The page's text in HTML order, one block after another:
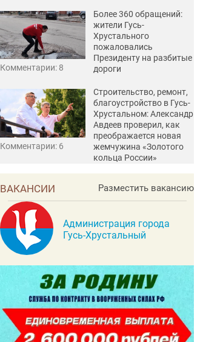
Более 360 обращений:
жители Гусь-
Хрустального
пожаловались
Президенту на разбитые
дороги
Комментарии: 8
Строительство, ремонт,
благоустройство в Гусь-
Хрустальном: Александр
Авдеев проверил, как
преображается новая
жемчужина «Золотого
кольца России»
Комментарии: 6
ВАКАНСИИ Разместить вакансию
Администрация города
Гусь-Хрустальный